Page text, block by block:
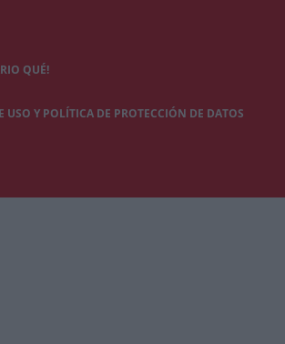
QUÉ!
USO Y POLÍTICA DE PROTECCIÓN DE DATOS